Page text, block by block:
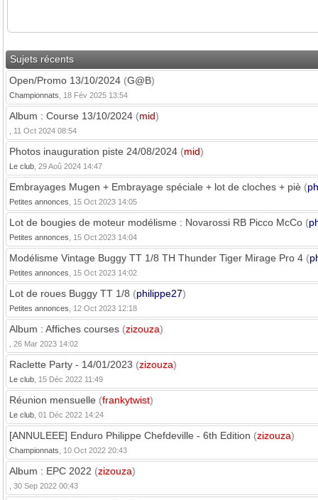
Sujets récents
Open/Promo 13/10/2024 (G@B)
Championnats , 18 Fév 2025 13:54
Album : Course 13/10/2024 (mid)
, 11 Oct 2024 08:54
Photos inauguration piste 24/08/2024 (mid)
Le club , 29 Aoû 2024 14:47
Embrayages Mugen + Embrayage spéciale + lot de cloches + piè (
Petites annonces , 15 Oct 2023 14:05
Lot de bougies de moteur modélisme : Novarossi RB Picco McCo (
Petites annonces , 15 Oct 2023 14:04
Modélisme Vintage Buggy TT 1/8 TH Thunder Tiger Mirage Pro 4 (
Petites annonces , 15 Oct 2023 14:02
Lot de roues Buggy TT 1/8 (philippe27)
Petites annonces , 12 Oct 2023 12:18
Album : Affiches courses (zizouza)
, 26 Mar 2023 14:02
Raclette Party - 14/01/2023 (zizouza)
Le club , 15 Déc 2022 11:49
Réunion mensuelle (frankytwist)
Le club , 01 Déc 2022 14:24
[ANNULEEE] Enduro Philippe Chefdeville - 6th Edition (zizouza)
Championnats , 10 Oct 2022 20:43
Album : EPC 2022 (zizouza)
, 30 Sep 2022 00:43